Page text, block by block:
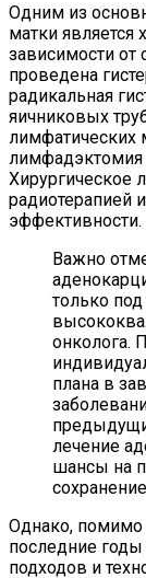
Одним из
матки является
зависимости от
проведена
радикальная
яичниковых
лимфатических
лимфадэктомия
Хирургическое
радиотерапией
эффективности.
Важно
только
онколога.
плана в
лечение
шансы на
Однако, помимо
последние
подходов и